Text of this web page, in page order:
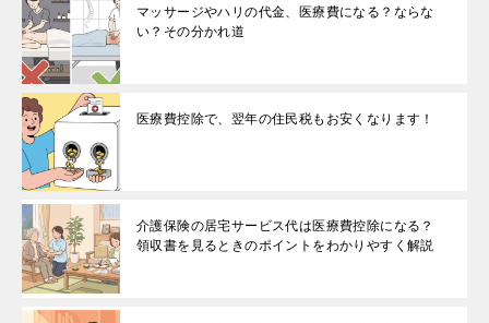
マッサージやハリの代金、医療費になる？ならな
い？その分かれ道
医療費控除で、翌年の住民税もお安くなります！
介護保険の居宅サービス代は医療費控除になる？
領収書を見るときのポイントをわかりやすく解説